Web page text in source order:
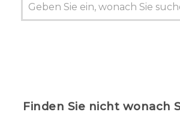
Finden Sie nicht wonach